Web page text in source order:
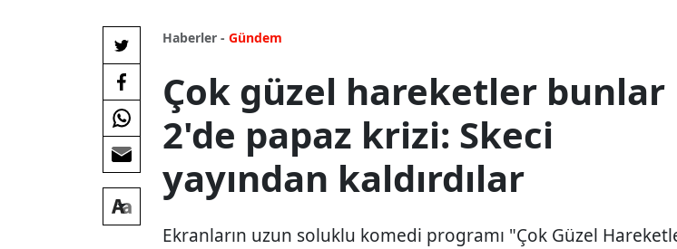
Haberler - Gündem
Çok güzel hareketler bunlar
2'de papaz krizi: Skeci
yayından kaldırdılar
Ekranların uzun soluklu komedi programı "Çok Güzel